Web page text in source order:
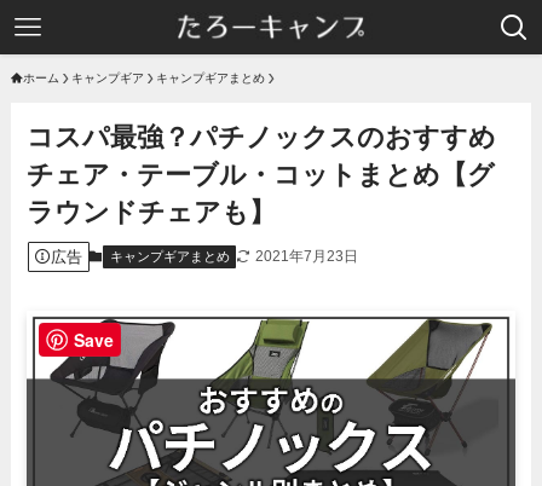
ホーム キャンプギア キャンプギアまとめ
コスパ最強？パチノックスのおすすめ
チェア・テーブル・コットまとめ【グ
ラウンドチェアも】
広告 キャンプギアまとめ 2021年7月23日
Save